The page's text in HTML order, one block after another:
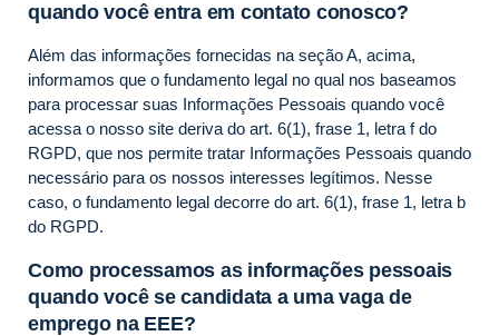
quando você entra em contato conosco?
Além das informações fornecidas na seção A, acima,
informamos que o fundamento legal no qual nos baseamos
para processar suas Informações Pessoais quando você
acessa o nosso site deriva do art. 6(1), frase 1, letra f do
RGPD, que nos permite tratar Informações Pessoais quando
necessário para os nossos interesses legítimos. Nesse
caso, o fundamento legal decorre do art. 6(1), frase 1, letra b
do RGPD.
Como processamos as informações pessoais
quando você se candidata a uma vaga de
emprego na EEE?